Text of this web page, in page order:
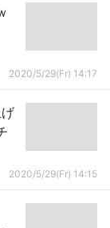
2020/5/29(Fr) 14:17
2020/5/29(Fr) 14:15